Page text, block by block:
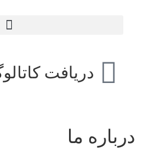
دریافت
درباره ما